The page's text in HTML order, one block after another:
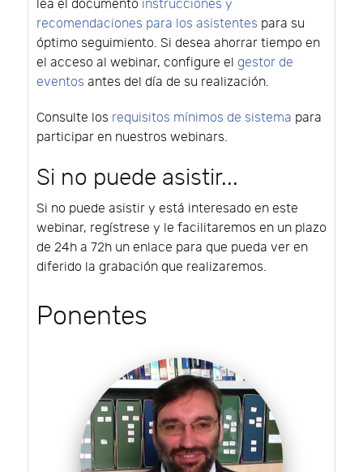
lea el documento instrucciones y
recomendaciones para los asistentes para su
óptimo seguimiento. Si desea ahorrar tiempo en
el acceso al webinar, configure el gestor de
eventos antes del día de su realización.
Consulte los requisitos mínimos de sistema para
participar en nuestros webinars.
Si no puede asistir...
Si no puede asistir y está interesado en este
webinar, regístrese y le facilitaremos en un plazo
de 24h a 72h un enlace para que pueda ver en
diferido la grabación que realizaremos.
Ponentes